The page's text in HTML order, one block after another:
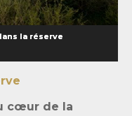
la réserve
cœur de la